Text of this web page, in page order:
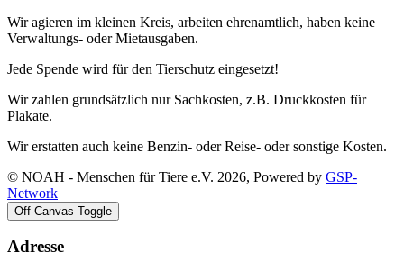
Wir agieren im kleinen Kreis, arbeiten ehrenamtlich, haben keine
Verwaltungs- oder Mietausgaben.
Jede Spende wird für den Tierschutz eingesetzt!
Wir zahlen grundsätzlich nur Sachkosten, z.B. Druckkosten für
Plakate.
Wir erstatten auch keine Benzin- oder Reise- oder sonstige Kosten.
© NOAH - Menschen für Tiere e.V. 2026, Powered by GSP-
Network
Off-Canvas Toggle
Adresse